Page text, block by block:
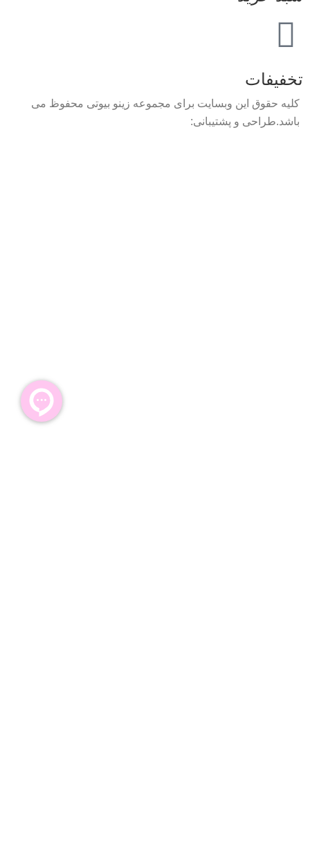
تخفیفات
کلیه حقوق این وبسایت برای مجموعه زینو بیوتی محفوظ می
باشد.طراحی و پشتیبانی: